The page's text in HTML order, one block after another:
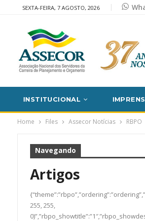
SEXTA-FEIRA, 7 AGOSTO, 2026
INSTITUCIONAL
Home Files Assecor Notícias RBPO
Navegando
Artigos
255, 255,